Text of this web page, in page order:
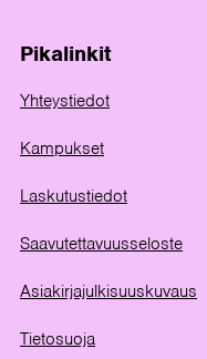
Pikalinkit
Yhteystiedot
Kampukset
Laskutustiedot
Saavutettavuusseloste
Asiakirjajulkisuuskuvaus
Tietosuoja